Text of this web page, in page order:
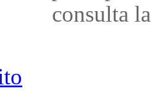
consulta